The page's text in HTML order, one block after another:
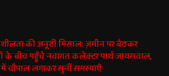
की अनूठी मिसाल: ज़मीन पर बैठकर
के बीच पहुँचे नवागत कलेक्टर पार्थ जायसवाल,
में चौपाल लगाकर सुनीं समस्याएँ